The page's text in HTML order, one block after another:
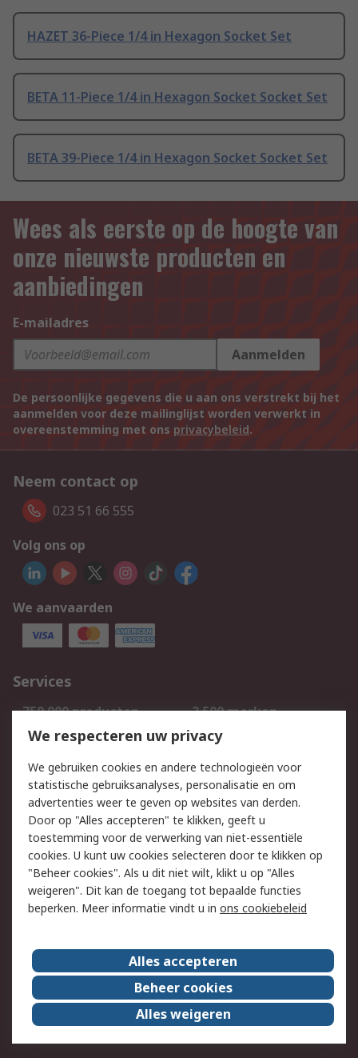
HAZET 36-Piece 1/4 in Hexagon Socket Set
BETA 11-Piece 1/4 in Hexagon Socket Socket Set
BETA 39-Piece 1/4 in Hexagon Socket Socket Set
Wees als eerste op de hoogte van
onze nieuwste producten en
aanbiedingen
E-mailadres
Aanmelden
De persoonlijke gegevens die u aan ons verstrekt bij het
aanmelden voor deze mailinglijst worden verwerkt in
overeenstemming met ons privacybeleid.
Neem contact op
023 51 66 555
Volg ons op
We aanvaarden
Services
750.000 producten
2.500 merken
Bestellen
Inkoopoplossingen
Track & Trace
Wettelijk
Cookiebeleid
Email veiligheid
Privacybeleid
Websitevoorwaarden
Algemene
verkoopvoorwaarden
Over RS
RS Group
Over ons
RS wereldwijd
Werken bij RS
ESG
We respecteren uw privacy
We gebruiken cookies en andere technologieën voor
statistische gebruiksanalyses, personalisatie en om
advertenties weer te geven op websites van derden.
Door op "Alles accepteren" te klikken, geeft u
toestemming voor de verwerking van niet-essentiële
cookies. U kunt uw cookies selecteren door te klikken op
"Beheer cookies". Als u dit niet wilt, klikt u op "Alles
weigeren". Dit kan de toegang tot bepaalde functies
beperken. Meer informatie vindt u in ons cookiebeleid
Alles accepteren
Beheer cookies
Alles weigeren